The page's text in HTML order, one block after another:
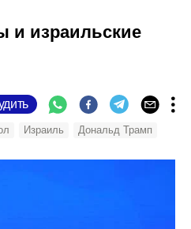
и израильские
Израиль Дональд Трамп